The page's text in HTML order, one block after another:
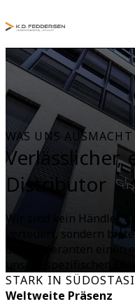
WAS UNS AUSMACHT
Verlässlicher,
Distributor
Wir sind kein Händler,
verteuert, sondern
dem Lieferanten
unsere spezifischen
STARK IN
Weltweite Präsenz